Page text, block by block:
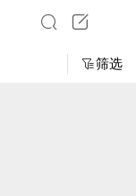
筛选